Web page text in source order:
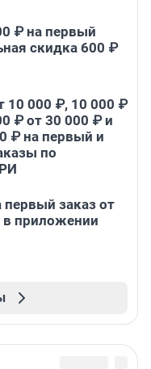
₽ на первый
скидка 600 ₽
10 000 ₽, 10 000 ₽
₽ от 30 000 ₽ и
₽ на первый и
по
заказ от
в приложении